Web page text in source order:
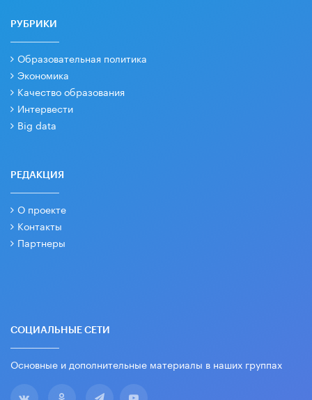
РУБРИКИ
Образовательная политика
Экономика
Качество образования
Интервести
Big data
РЕДАКЦИЯ
О проекте
Контакты
Партнеры
СОЦИАЛЬНЫЕ СЕТИ
Основные и дополнительные материалы в наших группах